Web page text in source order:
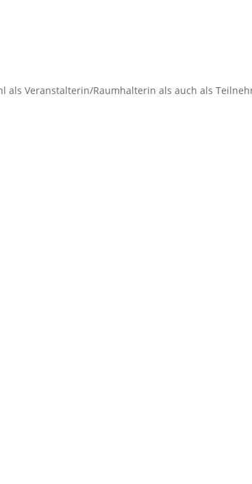
als Veranstalterin/Raumhalterin als auch als